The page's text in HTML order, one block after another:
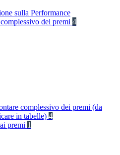
sulla Performance
dei premi 4
complessivo dei premi (da
in tabelle) 4
premi 1